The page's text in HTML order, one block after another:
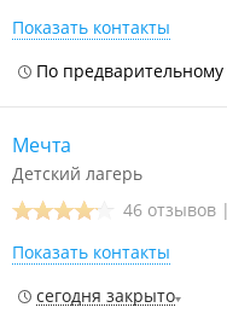
Показать контакты
По предварительному
Мечта
Детский лагерь
46 отзывов |
Показать контакты
сегодня закрыто